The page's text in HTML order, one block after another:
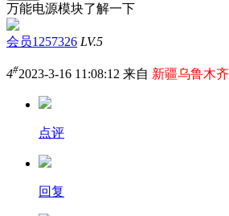
万能电源模块了解一下
会员1257326 LV.5
4#2023-3-16 11:08:12 来自 新疆乌鲁木齐
点评
回复